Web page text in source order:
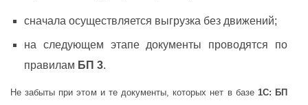
сначала осуществляется выгрузка без движений;
на следующем этапе документы проводятся по
правилам БП 3.
Не забыты при этом и те документы, которых нет в базе 1С: БП